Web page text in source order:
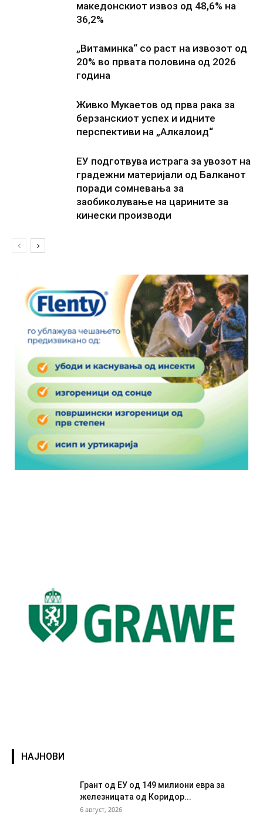
македонскиот извоз од 48,6% на
36,2%
„Витаминка“ со раст на извозот од
20% во првата половина од 2026
година
Живко Мукаетов од прва рака за
берзанскиот успех и идните
перспективи на „Алкалоид“
ЕУ подготвува истрага за увозот на
градежни материјали од Балканот
поради сомневања за
заобиколување на царините за
кинески производи
НАЈНОВИ
Грант од ЕУ од 149 милиони евра за
железницата од Коридор...
6 август, 2026